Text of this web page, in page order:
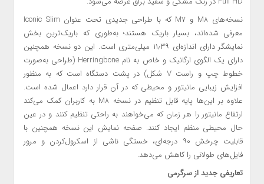
نسخه‌های M8 و M7 که با طراحی جدیدی تحت عنوان Iconic Slim
معرفی شده‌اند، بسیار باریک هستند؛ به‌طوری که باریک‌ترین بخش
نمایشگر دارای اندازه‌ای ۱۱٫۳۹ میلی‌متری است. این دو نسخه همچنین
دارای یک الگوی ارگانیک و خاص به نام Herringbone (طراحی به‌صورت
خطوط چپ و راست V شکل) در پشت دستگاه است که به منظور
افزایش زیبایی مانیتور و محیطی که در آن قرار دارد اعمال شده است.
علاوه بر این‌ها پایه قابل تنظیم در نسخه M8 به کاربران کمک می‌کند
ارتفاع مانیتور را هر زمان که می‌خواهند به ‌راحتی تنظیم کنند و در عین
حال محیطی منظم ایجاد کنند. صفحه نمایش این نسخه همچنین با
قابلیت چرخش ۹۰ درجه‌ای، خستگی ناشی از اسکرول‌کردن و مرور
فایل‌های طولانی را کاهش می‌دهد.
تعاریفی جدید از سرگرمی